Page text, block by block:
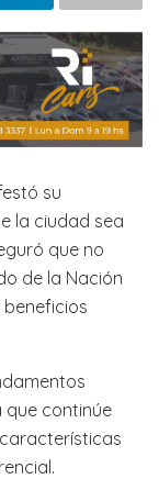
su
la ciudad sea
que no
de la Nación
que continúe